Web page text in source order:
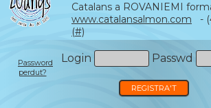
Catalans a ROVANIEMI
www.catalansalmon.com -
(#)
Login Passwd
Password
perdut?
REGISTRA'T